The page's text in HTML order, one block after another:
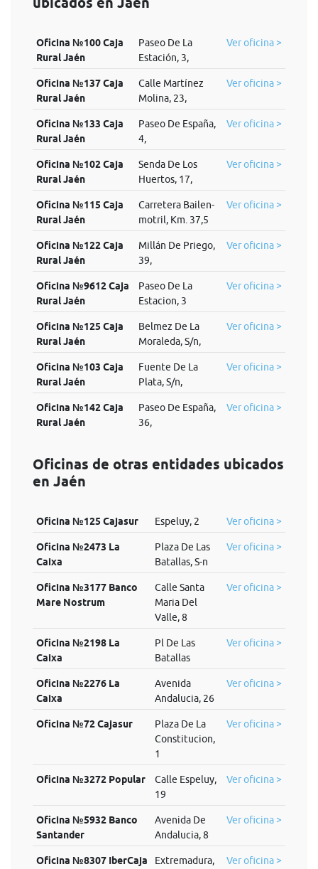
Oficina №100 Caja
Rural Jaén
Paseo De La
Estación, 3,
Ver oficina >
Oficina №137 Caja
Rural Jaén
Calle Martínez
Molina, 23,
Ver oficina >
Oficina №133 Caja
Rural Jaén
Paseo De España,
4,
Ver oficina >
Oficina №102 Caja
Rural Jaén
Senda De Los
Huertos, 17,
Ver oficina >
Oficina №115 Caja
Rural Jaén
Carretera Bailen-
motril, Km. 37,5
Ver oficina >
Oficina №122 Caja
Rural Jaén
Millán De Priego,
39,
Ver oficina >
Oficina №9612 Caja
Rural Jaén
Paseo De La
Estacion, 3
Ver oficina >
Oficina №125 Caja
Rural Jaén
Belmez De La
Moraleda, S/n,
Ver oficina >
Oficina №103 Caja
Rural Jaén
Fuente De La
Plata, S/n,
Ver oficina >
Oficina №142 Caja
Rural Jaén
Paseo De España,
36,
Ver oficina >
Oficinas de otras entidades ubicados
en Jaén
Oficina №125 Cajasur Espeluy, 2 Ver oficina >
Oficina №2473 La
Caixa
Plaza De Las
Batallas, S-n
Ver oficina >
Oficina №3177 Banco
Mare Nostrum
Calle Santa
Maria Del
Valle, 8
Ver oficina >
Oficina №2198 La
Caixa
Pl De Las
Batallas
Ver oficina >
Oficina №2276 La
Caixa
Avenida
Andalucia, 26
Ver oficina >
Oficina №72 Cajasur
Plaza De La
Constitucion,
1
Ver oficina >
Oficina №3272 Popular
Calle Espeluy,
19
Ver oficina >
Oficina №5932 Banco
Santander
Avenida De
Andalucia, 8
Ver oficina >
Oficina №8307 IberCaja
Extremadura,
Ver oficina >